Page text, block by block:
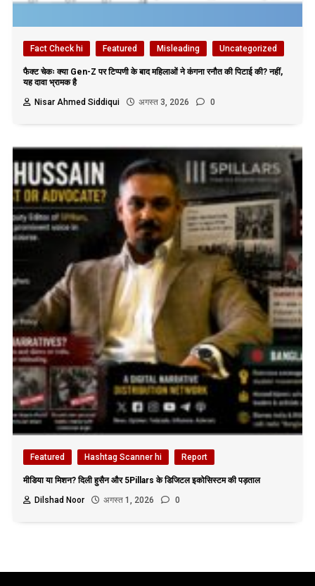
Fact Check hi Featured Misleading Uncategorized
फैक्ट चेकः क्या Gen-Z पर टिप्पणी के बाद महिलाओं ने कंगना रनौत की पिटाई की? नहीं,
यह दावा भ्रामक है
Nisar Ahmed Siddiqui
अगस्त 3, 2026 0
Featured Hashtag Scanner hi Report
मीडिया या मिशन? दिली हुसैन और 5Pillars के डिजिटल इकोसिस्टम की पड़ताल
Dilshad Noor
अगस्त 1, 2026 0